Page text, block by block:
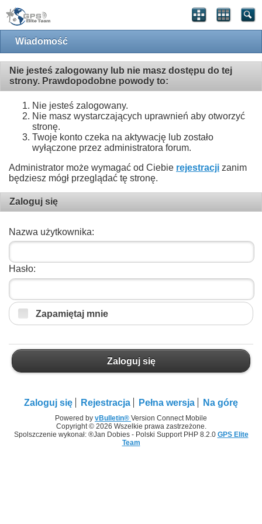
Wiadomość
Nie jesteś zalogowany lub nie masz dostępu do tej
strony. Prawdopodobne powody to:
Nie jesteś zalogowany.
Nie masz wystarczających uprawnień aby otworzyć
stronę.
Twoje konto czeka na aktywację lub zostało
wyłączone przez administratora forum.
Administrator może wymagać od Ciebie rejestracji zanim
będziesz mógł przeglądać tę stronę.
Zaloguj się
Nazwa użytkownika:
Hasło:
Zapamiętaj mnie
Zaloguj się
Zaloguj się Rejestracja Pełna wersja Na górę
Powered by vBulletin® Version Connect Mobile
Copyright © 2026 Wszelkie prawa zastrzeżone.
Spolszczenie wykonał: ®Jan Dobies - Polski Support PHP 8.2.0 GPS Elite
Team